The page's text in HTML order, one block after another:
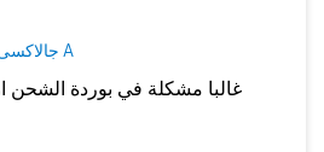
جالاكسى A
غالبا مشكلة في بوردة الشحن